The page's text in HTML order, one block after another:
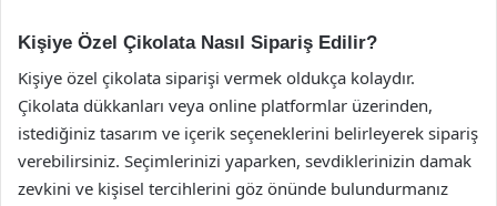
Kişiye Özel Çikolata Nasıl Sipariş Edilir?
Kişiye özel çikolata siparişi vermek oldukça kolaydır.
Çikolata dükkanları veya online platformlar üzerinden,
istediğiniz tasarım ve içerik seçeneklerini belirleyerek sipariş
verebilirsiniz. Seçimlerinizi yaparken, sevdiklerinizin damak
zevkini ve kişisel tercihlerini göz önünde bulundurmanız